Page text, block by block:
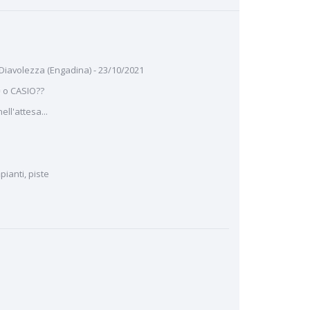
(Engadina) - 23/10/2021
CASIO??
piste